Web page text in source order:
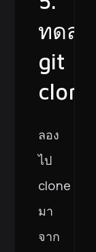
ทดสอบ
git
clone
ลอง
ไป
clone
มา
จาก